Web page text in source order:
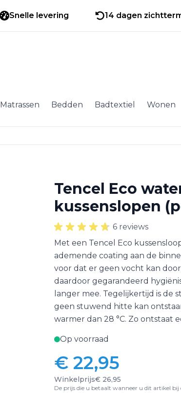
Snelle levering 14 dagen
Matrassen Bedden Badtextiel Wonen
Tencel Eco
kussenslopen
6 reviews
Met een Tencel Eco
ademende coating aan de
voor dat er geen vocht kan
daardoor gegarandeerd
langer mee. Tegelijkertijd is de
geen stuwend hitte kan
warmer dan 28 °C. Zo ontstaat
Op voorraad
Vanaf:
€ 22,95
Winkelprijs€ 26,95
De prijs die u betaalt wanneer u dit artikel